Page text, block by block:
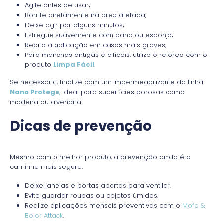
Agite antes de usar;
Borrife diretamente na área afetada;
Deixe agir por alguns minutos;
Esfregue suavemente com pano ou esponja;
Repita a aplicação em casos mais graves;
Para manchas antigas e difíceis, utilize o reforço com o
produto Limpa Fácil.
Se necessário, finalize com um impermeabilizante da linha
Nano Protege, ideal para superfícies porosas como
madeira ou alvenaria.
Dicas de prevenção
Mesmo com o melhor produto, a prevenção ainda é o
caminho mais seguro:
Deixe janelas e portas abertas para ventilar.
Evite guardar roupas ou objetos úmidos.
Realize aplicações mensais preventivas com o Mofo &
Bolor Attack.